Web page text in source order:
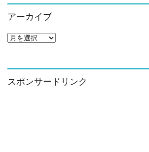
アーカイブ
ア
イ
ブ
スポンサードリンク